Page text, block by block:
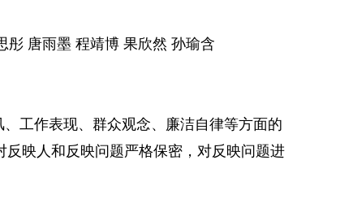
彤 唐雨墨 程靖博 果欣然 孙瑜含
工作表现、群众观念、廉洁自律等方面的
映人和反映问题严格保密，对反映问题进